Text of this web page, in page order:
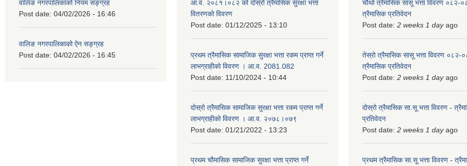
वालिङ नगरपालिकाको नियम सङ्ग्रह
Post date: 04/02/2026 - 16:46
वालिङ नगरपालिकाको ऐन सङ्ग्रह
Post date: 04/02/2026 - 16:45
आ.व. २०८१।०८२ को दोस्रो त्रैमासिक सुरक्षा भत्ता
वितरणको विवरण
Post date: 01/12/2025 - 13:10
प्रथम त्रैमासिक सामाजिक सुरक्षा भत्ता रकम प्राप्त गर्ने
लाभग्राहीको विवरण । आ.व. 2081.082
Post date: 11/10/2024 - 10:44
दोस्रो त्रैमासिक सामाजिक सुरक्षा भत्ता रकम प्राप्त गर्ने
लाभग्राहीको विवरण । आ.व. २०७८।०७९
Post date: 01/21/2022 - 13:23
प्रथम चौमासिक सामाजिक सुरक्षा भत्ता प्राप्त गर्ने
चौथो त्रैमासिक सासू भत्ता विवरण ०८२-
त्रैमासिक प्रतिवेदन
Post date: 2 weeks 1 dayago
तेस्रो त्रैमासिक सासू भत्ता विवरण ०८२-
त्रैमासिक प्रतिवेदन
Post date: 2 weeks 1 dayago
दोस्रो त्रैमासिक सा.सू भत्ता विवरण -
प्रतिवेदन
Post date: 2 weeks 1 dayago
प्रथम त्रैमासिक सा.सू भत्ता विवरण -